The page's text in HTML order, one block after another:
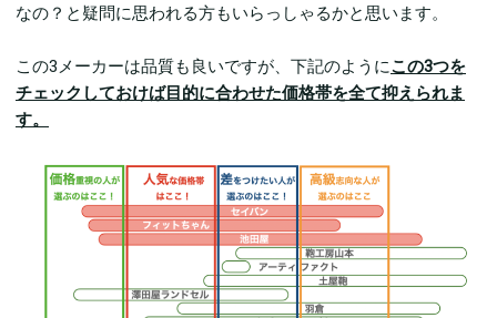
なの？と疑問に思われる方もいらっしゃるかと思います。
この3メーカーは品質も良いですが、下記のようにこの3つを
チェックしておけば目的に合わせた価格帯を全て抑えられま
す。